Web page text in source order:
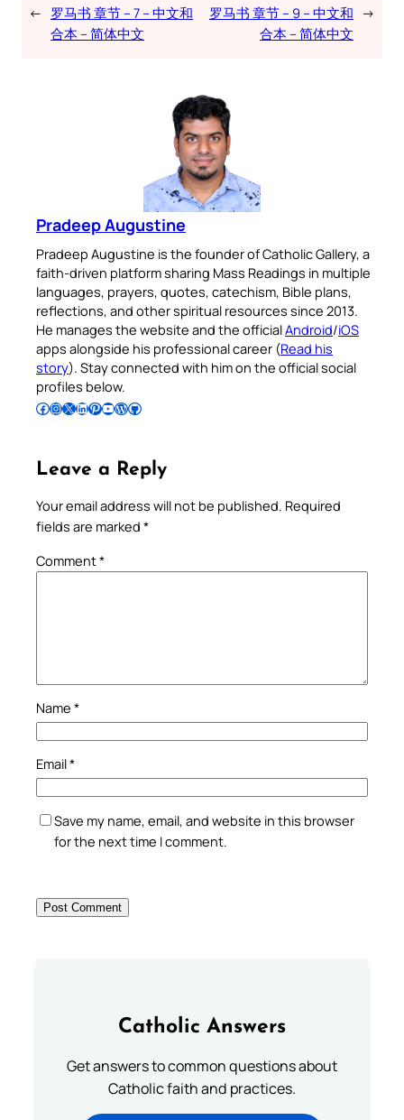
← 罗马书 章节 – 7 – 中文和
合本 – 简体中文
罗马书 章节 – 9 – 中文和
合本 – 简体中文
→
Pradeep Augustine
Pradeep Augustine is the founder of Catholic Gallery, a
faith-driven platform sharing Mass Readings in multiple
languages, prayers, quotes, catechism, Bible plans,
reflections, and other spiritual resources since 2013.
He manages the website and the officialAndroid/iOS
apps alongside his professional career (Read his
story). Stay connected with him on the official social
profiles below.
Follow Pradeep on Facebook Follow Pradeep on InstagramFollow Pradeep on X Follow Pradeep on LinkedIn Follow Pradeep on Pinterest Subscribe to Pradeep’s Youtube Channel Follow Pradeep on WordPress Follow Pradeep on GitHub
Leave a Reply
Your email address will not be published. Required
fields are marked *
Comment*
Name *
Email*
Save my name, email, and website in this browser
for the next time I comment.
Catholic Answers
Get answers to common questions about
Catholic faith and practices.